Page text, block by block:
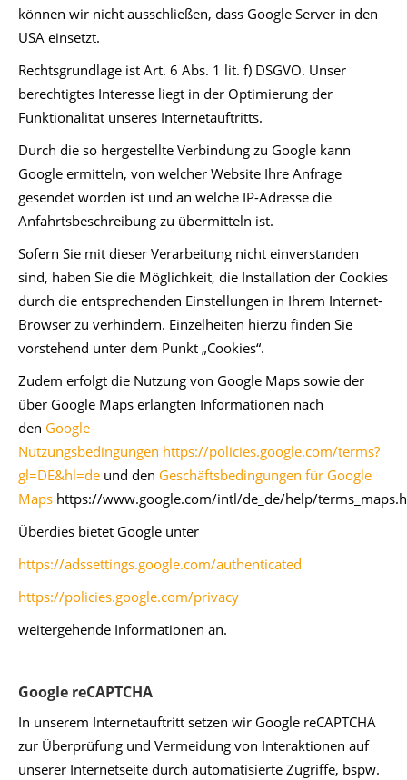
können wir nicht ausschließen, dass Google Server in den
USA einsetzt.
Rechtsgrundlage ist Art. 6 Abs. 1 lit. f) DSGVO. Unser
berechtigtes Interesse liegt in der Optimierung der
Funktionalität unseres Internetauftritts.
Durch die so hergestellte Verbindung zu Google kann
Google ermitteln, von welcher Website Ihre Anfrage
gesendet worden ist und an welche IP-Adresse die
Anfahrtsbeschreibung zu übermitteln ist.
Sofern Sie mit dieser Verarbeitung nicht einverstanden
sind, haben Sie die Möglichkeit, die Installation der Cookies
durch die entsprechenden Einstellungen in Ihrem Internet-
Browser zu verhindern. Einzelheiten hierzu finden Sie
vorstehend unter dem Punkt „Cookies“.
Zudem erfolgt die Nutzung von Google Maps sowie der
über Google Maps erlangten Informationen nach
den Google-
Nutzungsbedingungen https://policies.google.com/terms?
gl=DE&hl=de und den Geschäftsbedingungen für Google
Maps https://www.google.com/intl/de_de/help/
Überdies bietet Google unter
https://adssettings.google.com/authenticated
https://policies.google.com/privacy
weitergehende Informationen an.
Google reCAPTCHA
In unserem Internetauftritt setzen wir Google reCAPTCHA
zur Überprüfung und Vermeidung von Interaktionen auf
unserer Internetseite durch automatisierte Zugriffe, bspw.